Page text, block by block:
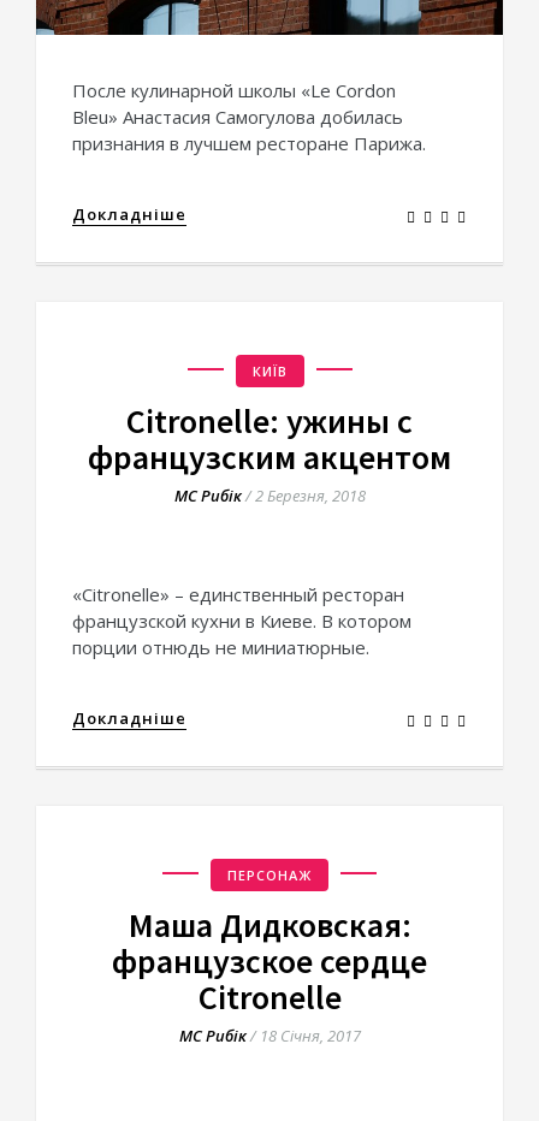
После кулинарной школы «Le Cordon
Bleu» Анастасия Самогулова добилась
признания в лучшем ресторане Парижа.
Докладніше
КИЇВ
Citronelle: ужины с
французским акцентом
МС Рибік/2 Березня, 2018
«Citronelle» – единственный ресторан
французской кухни в Киеве. В котором
порции отнюдь не миниатюрные.
Докладніше
ПЕРСОНАЖ
Маша Дидковская:
французское сердце
Citronelle
МС Рибік/ 18 Січня, 2017